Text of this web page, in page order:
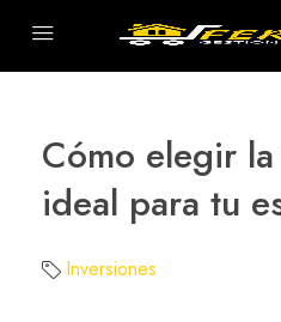
Cómo elegir
ideal para tu
Inversiones